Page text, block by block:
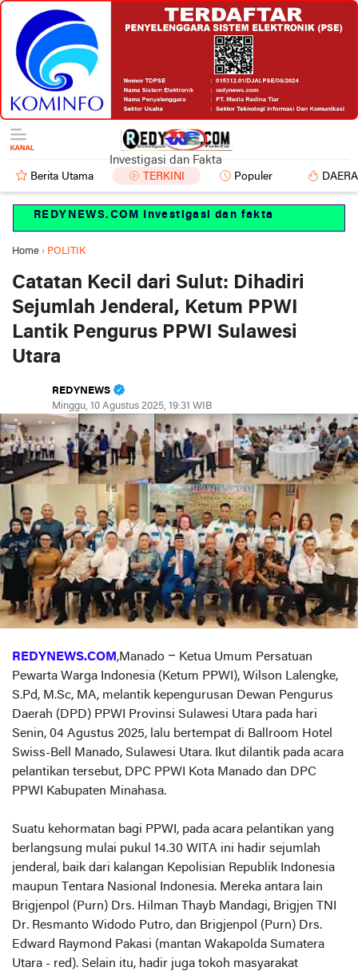
Investigasi dan Fakta
Berita Utama TERKINI Populer
REDYNEWS.COM Investigasi dan fakta
Home › POLITIK
Catatan Kecil dari Sulut: Dihadiri
Sejumlah Jenderal, Ketum PPWI
Lantik Pengurus PPWI Sulawesi
Utara
REDYNEWS
Minggu, 10 Agustus 2025, 19:31 WIB
REDYNEWS.COM ,Manado – Ketua Umum Persatuan
Pewarta Warga Indonesia (Ketum PPWI), Wilson Lalengke,
S.Pd, M.Sc, MA, melantik kepengurusan Dewan Pengurus
Daerah (DPD) PPWI Provinsi Sulawesi Utara pada hari
Senin, 04 Agustus 2025, lalu bertempat di Ballroom Hotel
Swiss-Bell Manado, Sulawesi Utara. Ikut dilantik pada acara
pelantikan tersebut, DPC PPWI Kota Manado dan DPC
PPWI Kabupaten Minahasa.
Suatu kehormatan bagi PPWI, pada acara pelantikan yang
berlangsung mulai pukul 14.30 WITA ini hadir sejumlah
jenderal, baik dari kalangan Kepolisian Republik Indonesia
maupun Tentara Nasional Indonesia. Mereka antara lain
Brigjenpol (Purn) Drs. Hilman Thayb Mandagi, Brigjen TNI
Dr. Resmanto Widodo Putro, dan Brigjenpol (Purn) Drs.
Edward Raymond Pakasi (mantan Wakapolda Sumatera
Utara - red). Selain itu, hadir juga tokoh masyarakat